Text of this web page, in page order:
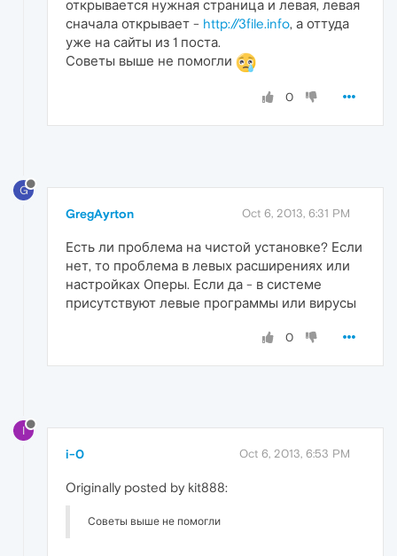
открывается нужная страница и левая, левая
сначала открывает - http://3file.info, а оттуда
уже на сайты из 1 поста.
Советы выше не помогли
0
G
GregAyrton Oct 6, 2013, 6:31 PM
Есть ли проблема на чистой установке? Если
нет, то проблема в левых расширениях или
настройках Оперы. Если да - в системе
присутствуют левые программы или вирусы
0
I
i-0 Oct 6, 2013, 6:53 PM
Originally posted by kit888:
Советы выше не помогли